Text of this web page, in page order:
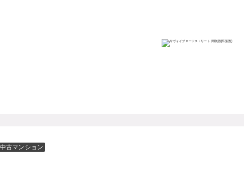
中古マンション